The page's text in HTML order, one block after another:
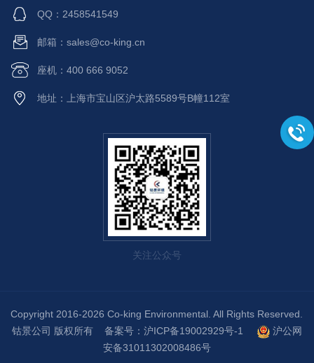
QQ：2458541549
邮箱：sales@co-king.cn
座机：400 666 9052
地址：上海市宝山区沪太路5589号B幢112室
关注公众号
Copyright 2016-2026 Co-king Environmental. All Rights Reserved.
钴景公司 版权所有 备案号： 沪ICP备19002929号-1
沪公网
安备31011302008486号